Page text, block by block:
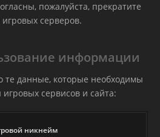
пожалуйста, прекратите
серверов.
информации
те данные, которые необходимы
сервисов и сайта:
никнейм